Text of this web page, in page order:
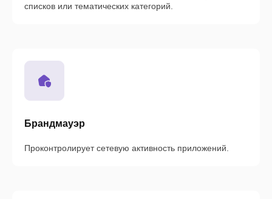
списков или тематических категорий.
Брандмауэр
Проконтролирует сетевую активность приложений.